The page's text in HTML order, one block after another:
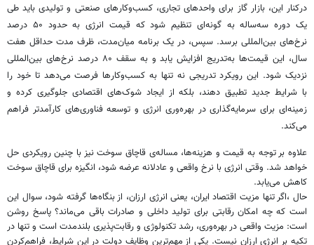
درکنار این، بازار گاز برای واحدهای تجاری، کسب‌وکارهای صنعتی و تولیدی باید طی
یک دوره‌ سه‌ساله به گونه‌ای تنظیم شود که قیمت انرژی به حدود ۵۰ درصد
نرخ‌های بین‌المللی برسد. سپس، در یک برنامه‌ میان‌مدت، ظرف مدت حداقل هفت
سال، این قیمت‌ها به‌تدریج افزایش یابد و به سقف ۸۰ درصد نرخ‌های بین‌المللی
نزدیک شود. این رویکرد تدریجی نه تنها به کسب‌وکارها فرصت می‌دهد تا خود را
با شرایط جدید تطبیق دهند، بلکه از ایجاد شوک‌های اقتصادی جلوگیری کرده و
زمینه‌ای برای سرمایه‌گذاری در بهره‌وری انرژی و توسعه فناوری‌های کارآمدتر فراهم
می‌کند.
علاوه بر توجه به قیمت و هزینه‌ها، مساله‌ی قاچاق سوخت نیز با چنین رویکردی حل
خواهد شد. وقتی انرژی با نرخ واقعی و عادلانه عرضه شود، انگیزه برای قاچاق سوخت
کاهش می‌یابد.
حال ،اگر تنها مزیت اقتصاد ایران، یعنی انرژی ارزان، از بنگاه‌ها گرفته شود، سوال این
است که چه امکان رقابتی برای تولید داخلی و صادرات باقی می‌ماند؟ پاسخ روشن
است: مزیت واقعی در بهره‌وری، رشد تکنولوژی و رقابت‌پذیری بلندمدت است و تنها در
تکیه بر انرژی ارزان نیست. یکی از مهم‌ترین وظایف دولت در این شرایط، فراهم‌کردن